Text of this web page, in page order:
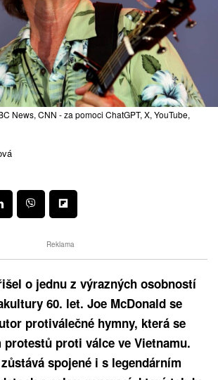
News, CNN - za pomoci ChatGPT, X, YouTube,
Reklama
o jednu z výrazných osobností
60. let. Joe McDonald se
protiválečné hymny, která se
protestů proti válce ve Vietnamu.
spojené i s legendárním